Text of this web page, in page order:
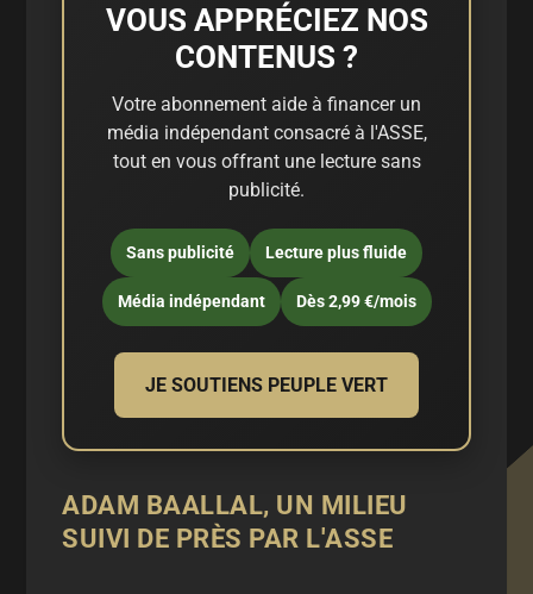
VOUS APPRÉCIEZ NOS
CONTENUS ?
Votre abonnement aide à financer un
média indépendant consacré à l'ASSE,
tout en vous offrant une lecture sans
publicité.
Sans publicité Lecture plus fluide
Média indépendant Dès 2,99 €/mois
JE SOUTIENS PEUPLE VERT
ADAM BAALLAL, UN MILIEU
SUIVI DE PRÈS PAR L'ASSE